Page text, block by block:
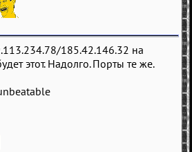
185.42.146.32 на
этот. Надолго. Порты те же.